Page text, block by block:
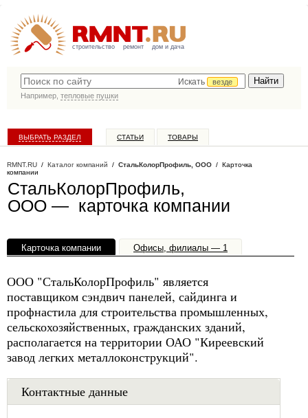
строительство ремонт дом и дача
Искать
везде
Например, тепловые пушки
ВЫБРАТЬ РАЗДЕЛ СТАТЬИ ТОВАРЫ
RMNT.RU / Каталог компаний / СтальКолорПрофиль, ООО / Карточка
компании
СтальКолорПрофиль,
ООО — карточка компании
Карточка компании Офисы, филиалы — 1
ООО "СтальКолорПрофиль" является
поставщиком сэндвич панелей, сайдинга и
профнастила для строительства промышленных,
сельскохозяйственных, гражданских зданий,
располагается на территории ОАО "Киреевский
завод легких металлоконструкций".
Контактные данные